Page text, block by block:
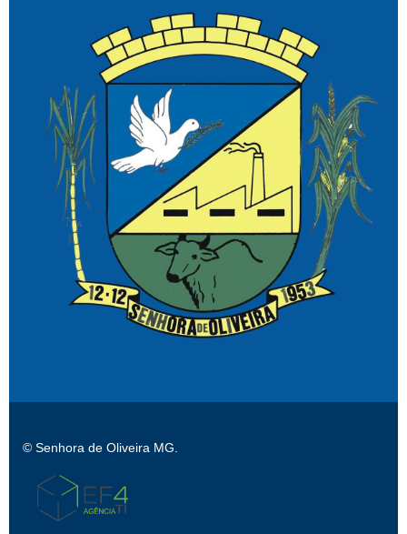
© Senhora de Oliveira MG.